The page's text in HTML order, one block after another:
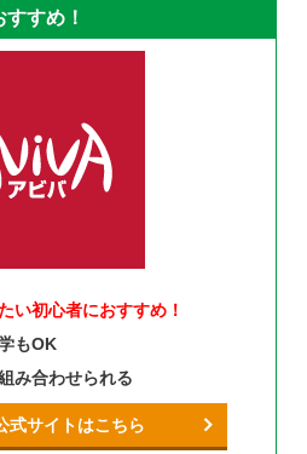
すすめ！
い初心者におすすめ！
もOK
み合わせられる
式サイトはこちら